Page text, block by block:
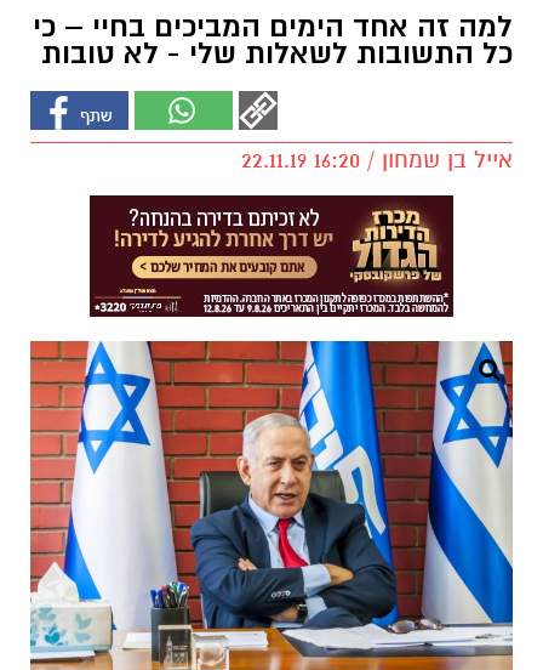
למה זה אחד הימים המביכים בחיי – כי
כל התשובות לשאלות שלי - לא טובות
אייל בן שמחון / 16:20 22.11.19